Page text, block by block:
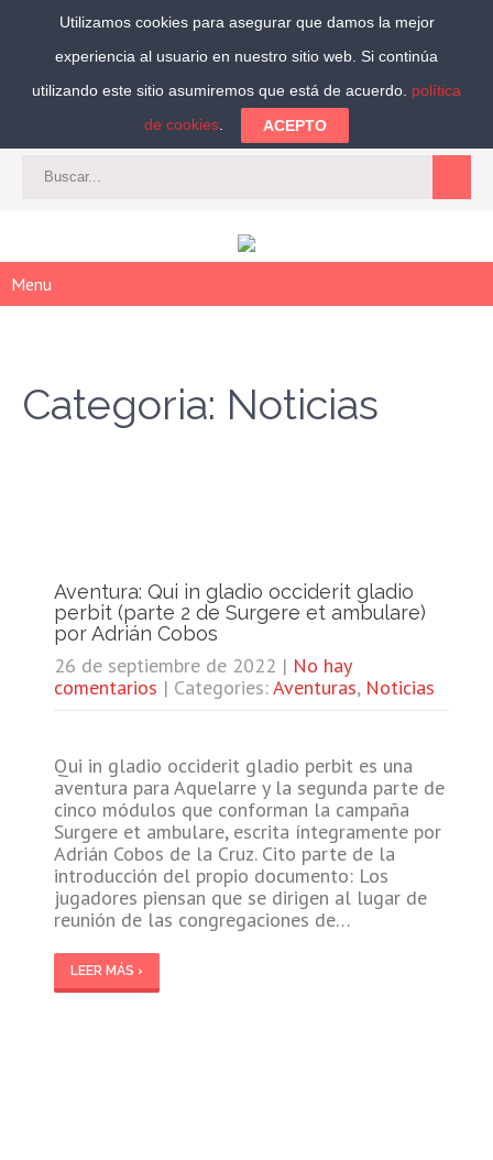
Síguenos:
CAT-ES| ACCEDER | REGISTRARSE
Menu
Categoria: Noticias
Aventura: Qui in gladio occiderit gladio
perbit (parte 2 de Surgere et ambulare)
por Adrián Cobos
26 de septiembre de 2022 | No hay
comentarios | Categories:Aventuras, Noticias
Qui in gladio occiderit gladio perbit es una
aventura para Aquelarre y la segunda parte de
cinco módulos que conforman la campaña
Surgere et ambulare, escrita íntegramente por
Adrián Cobos de la Cruz. Cito parte de la
introducción del propio documento: Los
jugadores piensan que se dirigen al lugar de
reunión de las congregaciones de…
LEER MÁS ›
Utilizamos cookies para asegurar que damos la mejor
experiencia al usuario en nuestro sitio web. Si continúa
utilizando este sitio asumiremos que está de acuerdo. política
de cookies
ACEPTO